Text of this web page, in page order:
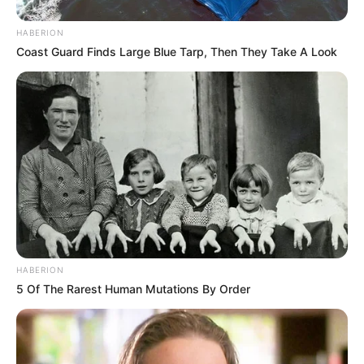
rezept – schnell & genial!
Ein apfelcrumble rezept, das du lieben
wirst – einfach & lecker!
Search
Search
All
Rezepte
HABERION
Coast Guard Finds Large Blue Tarp, Then They Take A Look
HABERION
5 Of The Rarest Human Mutations By Order